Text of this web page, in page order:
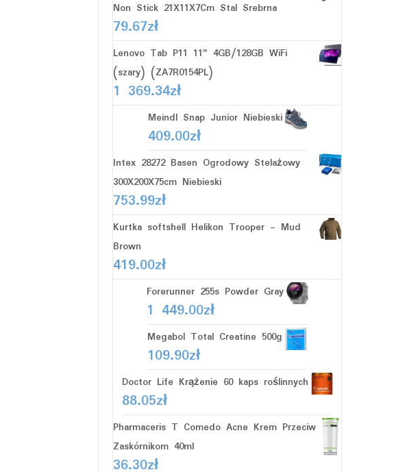
Non Stick 21X11X7Cm Stal Srebrna
79.67zł
Lenovo Tab P11 11" 4GB/128GB WiFi
(szary) (ZA7R0154PL)
1 369.34zł
Meindl Snap Junior Niebieski
409.00zł
Intex 28272 Basen Ogrodowy Stelażowy
300X200X75cm Niebieski
753.99zł
Kurtka softshell Helikon Trooper - Mud
Brown
419.00zł
Forerunner 255s Powder Gray
1 449.00zł
Megabol Total Creatine 500g
109.90zł
Doctor Life Krążenie 60 kaps roślinnych
88.05zł
Pharmaceris T Comedo Acne Krem Przeciw
Zaskórnikom 40ml
36.30zł